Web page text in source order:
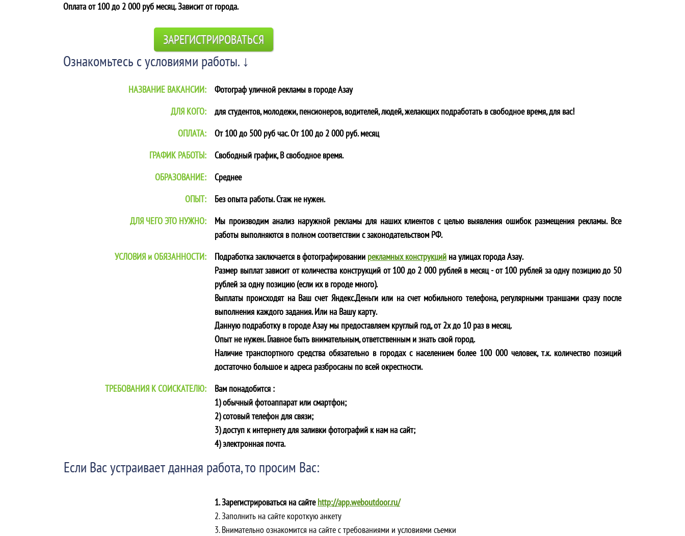
Оплата от 100 до 2 000 руб месяц. Зависит от города.
ЗАРЕГИСТРИРОВАТЬСЯ
Ознакомьтесь с условиями работы. ↓
НАЗВАНИЕ ВАКАНСИИ: Фотограф уличной рекламы в городеАзау
ДЛЯ КОГО:
для студентов, молодежи, пенсионеров, водителей, людей, желающих подработать в свободное время, для вас!
ОПЛАТА:
От 100 до 500 руб час. От 100 до 2 000 руб. месяц
ГРАФИК РАБОТЫ:
Свободный график, В свободное время.
ОБРАЗОВАНИЕ:
Среднее
ОПЫТ:
Без опыта работы. Стаж не нужен.
ДЛЯ ЧЕГО ЭТО НУЖНО:
Мы производим анализ наружной рекламы для наших клиентов с целью выявления ошибок размещения рекламы. Все
работы выполняются в полном соответствии с законодательством РФ.
УСЛОВИЯ и ОБЯЗАННОСТИ:
Подработка заключается в фотографировании рекламных конструкций на улицах городаАзау.
Размер выплат зависит от количества конструкций от 100 до 2 000 рублей в месяц - от 100 рублей за одну позицию до 50
рублей за одну позицию (если их в городе много).
Выплаты происходят на Ваш счет Яндекс.Деньги или на счет мобильного телефона, регулярными траншами сразу после
выполнения каждого задания. Или на Вашу карту.
Данную подработку в городеАзаумы предоставляем круглый год, от 2х до 10 раз в месяц.
Опыт не нужен. Главное быть внимательным, ответственным и знать свой город.
Наличие транспортного средства обязательно в городах с населением более 100 000 человек, т.к. количество позиций
достаточно большое и адреса разбросаны по всей окрестности.
ТРЕБОВАНИЯ К СОИСКАТЕЛЮ:
Вам понадобится :
1) обычный фотоаппарат или смартфон;
2) сотовый телефон для связи;
3) доступ к интернету для заливки фотографий к нам на сайт;
4) электронная почта.
Если Вас устраивает данная работа, то просим Вас:
1. Зарегистрироваться на сайтеhttp://app.weboutdoor.ru/
2. Заполнить на сайте короткую анкету
3. Внимательно ознакомится на сайте с требованиями и условиями съемки